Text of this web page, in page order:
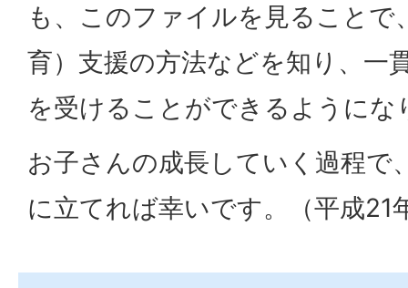
も、このファイルを見ることで
育）支援の方法などを知り、一
を受けることができるようにな
お子さんの成長していく過程で
に立てれば幸いです。（平成21